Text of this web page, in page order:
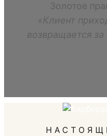
Золотое
«Клиент
возвращается